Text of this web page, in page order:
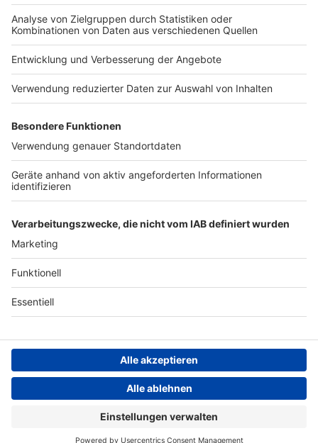
Nutzungsbedingungen
Jobs
Presse
Werben
Archiv
ANTENNE BAYERN GROUP
Stiftung ANTENNE BAYERN
hilft
Teilnahmebedingungen
Grounding Page ANTENNE
BAYERN
Kontakt
Studio-Hotline
Verkehrs-Hotline
Datenschutz­erklärung
einstellungen
Persönliche Datenkontrolle
ANTENNE BAYERN Live